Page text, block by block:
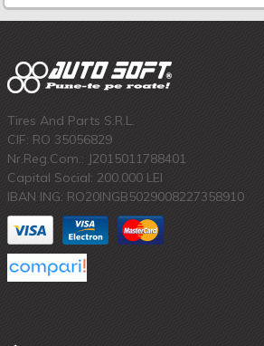
Tires And Parts S.R.L.
CIF: RO 35056829
Nr.Reg.Com.: J2015011788401
Capital Social: 200.000 LEI
IBAN ING: RO20INGB5029008227358910